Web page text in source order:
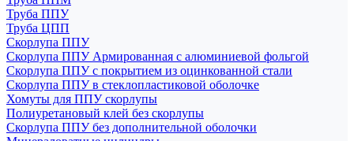
Труба ППУ
Труба ЦПП
Скорлупа ППУ
Скорлупа ППУ Армированная с алюминиевой фольгой
Скорлупа ППУ с покрытием из оцинкованной стали
Скорлупа ППУ в стеклопластиковой оболочке
Хомуты для ППУ скорлупы
Полиуретановый клей без скорлупы
Скорлупа ППУ без дополнительной оболочки